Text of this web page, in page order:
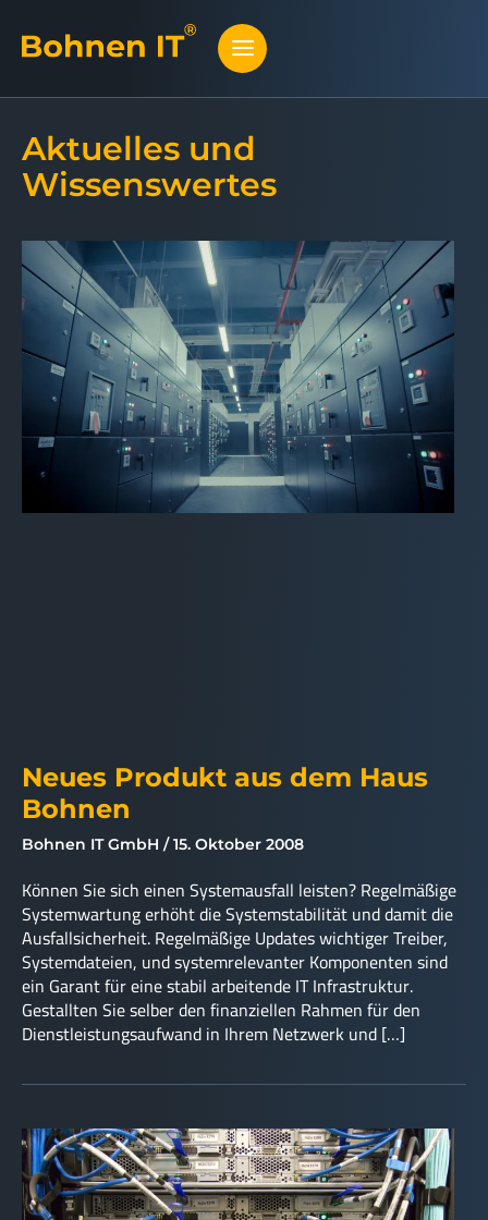
Aktuelles und
Wissenswertes
Neues Produkt aus dem Haus
Bohnen
Bohnen IT GmbH 15. Oktober 2008
Können Sie sich einen Systemausfall leisten? Regelmäßige
Systemwartung erhöht die Systemstabilität und damit die
Ausfallsicherheit. Regelmäßige Updates wichtiger Treiber,
Systemdateien, und systemrelevanter Komponenten sind
ein Garant für eine stabil arbeitende IT Infrastruktur.
Gestallten Sie selber den finanziellen Rahmen für den
Dienstleistungsaufwand in Ihrem Netzwerk und […]